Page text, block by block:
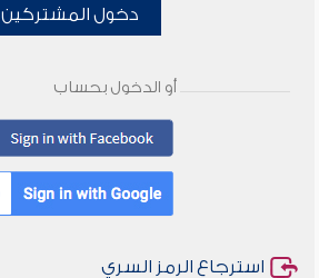
دخول المشتركين
أو الدخول بحساب
استرجاع الرمز السري